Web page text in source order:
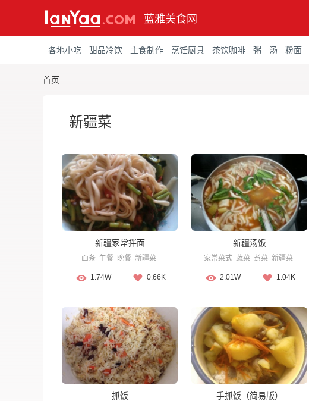
蓝雅美食网
各地小吃 甜品冷饮 主食制作 烹饪厨具 茶饮咖啡 粥 汤 粉面
首页
新疆菜
新疆家常拌面
面条 午餐 晚餐 新疆菜
1.74W 0.66K
新疆汤饭
家常菜式 蔬菜 煮菜 新疆菜
2.01W 1.04K
抓饭 手抓饭（简易版）